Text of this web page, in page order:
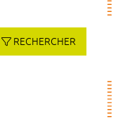
RECHERCHER